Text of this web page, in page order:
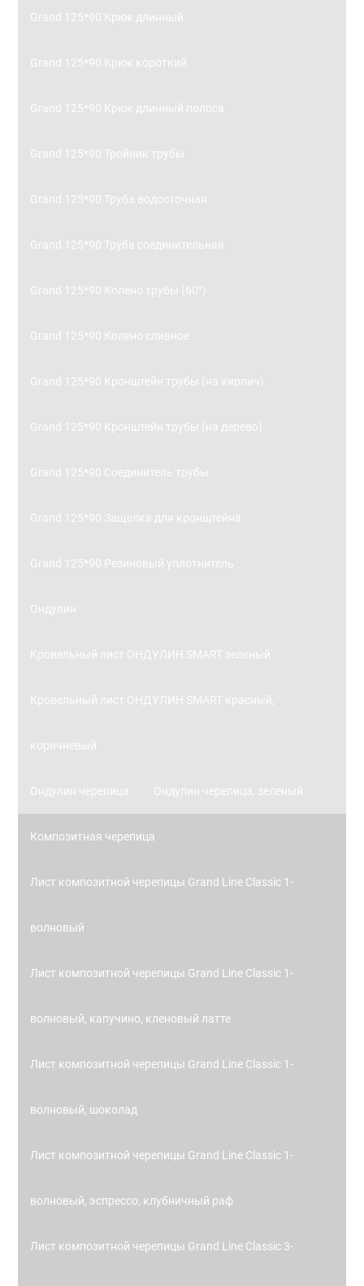
Grand 125*90 Крюк длинный
Grand 125*90 Крюк короткий
Grand 125*90 Крюк длинный полоса
Grand 125*90 Тройник трубы
Grand 125*90 Труба водосточная
Grand 125*90 Труба соединительная
Grand 125*90 Колено трубы (60°)
Grand 125*90 Колено сливное
Grand 125*90 Кронштейн трубы (на кирпич)
Grand 125*90 Кронштейн трубы (на дерево)
Grand 125*90 Соединитель трубы
Grand 125*90 Защелка для кронштейна
Grand 125*90 Резиновый уплотнитель
Ондулин
Кровельный лист ОНДУЛИН SMART зеленый
Кровельный лист ОНДУЛИН SMART красный,
коричневый
Ондулин черепица Ондулин черепица, зеленый
Композитная черепица
Лист композитной черепицы Grand Line Classic 1-
волновый
Лист композитной черепицы Grand Line Classic 1-
волновый, капучино, кленовый латте
Лист композитной черепицы Grand Line Classic 1-
волновый, шоколад
Лист композитной черепицы Grand Line Classic 1-
волновый, эспрессо, клубничный раф
Лист композитной черепицы Grand Line Classic 3-